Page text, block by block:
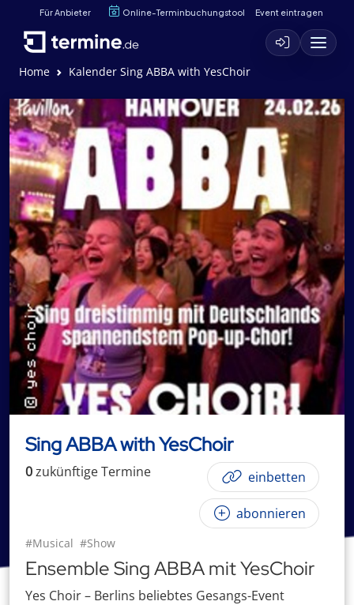
Für Anbieter Online-Terminbuchungstool Event eintragen
Home Kalender Sing ABBA with YesChoir
Sing ABBA with YesChoir
0zukünftigeTermine einbetten
abonnieren
#Musical #Show
Ensemble Sing ABBA mit YesChoir
Yes Choir – Berlins beliebtes Gesangs-Event